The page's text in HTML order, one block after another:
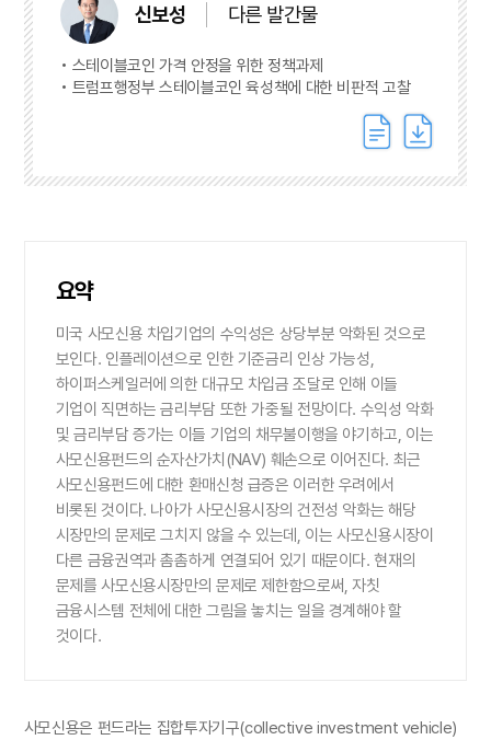
신보성 다른 발간물
스테이블코인 가격 안정을 위한 정책과제
트럼프행정부 스테이블코인 육성책에 대한 비판적 고찰
요약
미국 사모신용 차입기업의 수익성은 상당부분 악화된 것으로
보인다. 인플레이션으로 인한 기준금리 인상 가능성,
하이퍼스케일러에 의한 대규모 차입금 조달로 인해 이들
기업이 직면하는 금리부담 또한 가중될 전망이다. 수익성 악화
및 금리부담 증가는 이들 기업의 채무불이행을 야기하고, 이는
사모신용펀드의 순자산가치(NAV) 훼손으로 이어진다. 최근
사모신용펀드에 대한 환매신청 급증은 이러한 우려에서
비롯된 것이다. 나아가 사모신용시장의 건전성 악화는 해당
시장만의 문제로 그치지 않을 수 있는데, 이는 사모신용시장이
다른 금융권역과 촘촘하게 연결되어 있기 때문이다. 현재의
문제를 사모신용시장만의 문제로 제한함으로써, 자칫
금융시스템 전체에 대한 그림을 놓치는 일을 경계해야 할
것이다.
사모신용은 펀드라는 집합투자기구(collective investment vehicle)